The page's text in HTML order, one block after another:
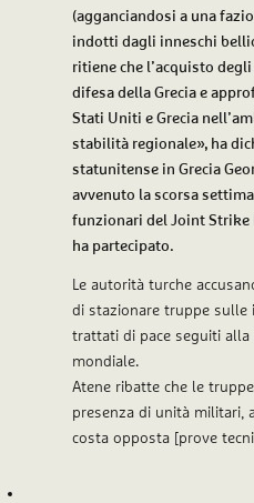
(agganciandosi a una
indotti dagli inneschi
ritiene che l’acquisto
difesa della Grecia e
Stati Uniti e Grecia
stabilità regionale», ha
statunitense in Grecia
avvenuto la scorsa
funzionari del Joint Strike
ha partecipato.
Le autorità turche
di stazionare truppe sulle
trattati di pace seguiti alla
mondiale.
Atene ribatte che le
presenza di unità militari,
costa opposta [prove